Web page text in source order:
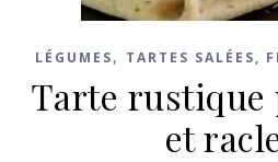
LÉGUMES, TARTES SALÉES,
Tarte
et